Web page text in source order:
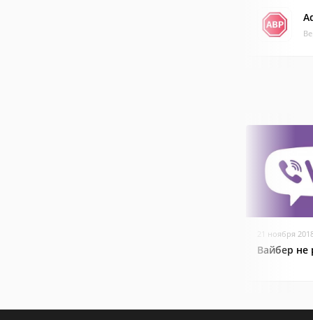
21 ноября
Вайбер не